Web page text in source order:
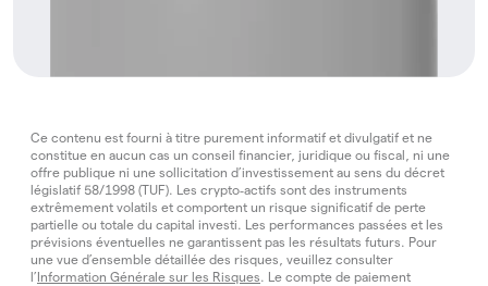
Ce contenu est fourni à titre purement informatif et divulgatif et ne
constitue en aucun cas un conseil financier, juridique ou fiscal, ni une
offre publique ni une sollicitation d’investissement au sens du décret
législatif 58/1998 (TUF). Les crypto‑actifs sont des instruments
extrêmement volatils et comportent un risque significatif de perte
partielle ou totale du capital investi. Les performances passées et les
prévisions éventuelles ne garantissent pas les résultats futurs. Pour
une vue d’ensemble détaillée des risques, veuillez consulter
l’ Information Générale sur les Risques. Le compte de paiement